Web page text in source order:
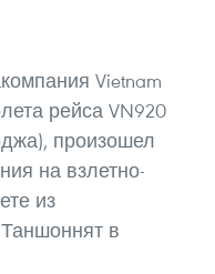
Vietnam
рейса VN920
произошел
на взлетно-
из
в